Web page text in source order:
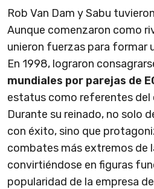
Rob Van Dam y Sabu
Aunque comenzaron como
unieron fuerzas para formar
En 1998, lograron
mundiales por parejas de
estatus como referentes del
Durante su reinado, no solo
con éxito, sino que
combates más extremos de
convirtiéndose en figuras
popularidad de la empresa